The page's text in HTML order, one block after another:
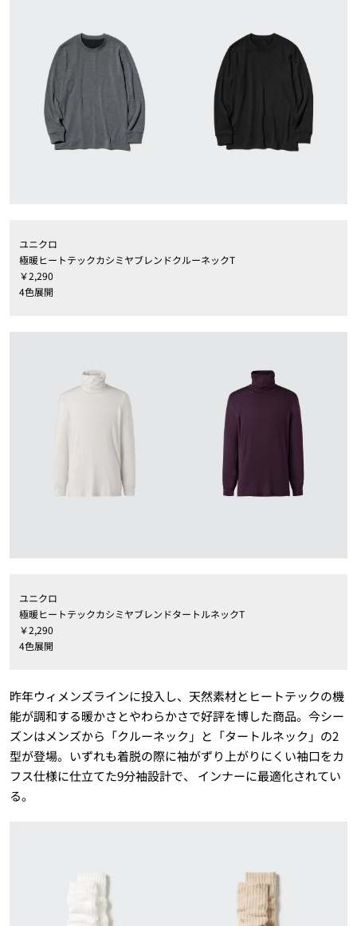
ユニクロ
極暖ヒートテックカシミヤブレンドクルーネックT
￥2,290
4色展開
ユニクロ
極暖ヒートテックカシミヤブレンドタートルネックT
￥2,290
4色展開
昨年ウィメンズラインに投入し、天然素材とヒートテックの機
能が調和する暖かさとやわらかさで好評を博した商品。今シー
ズンはメンズから「クルーネック」と「タートルネック」の2
型が登場。いずれも着脱の際に袖がずり上がりにくい袖口をカ
フス仕様に仕立てた9分袖設計で、 インナーに最適化されてい
る。